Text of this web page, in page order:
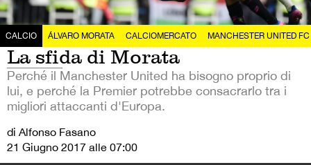
CALCIO ÁLVARO MORATA CALCIOMERCATO MANCHESTER UNITED FC
La sfida di Morata
Perché il Manchester United ha bisogno proprio di
lui, e perché la Premier potrebbe consacrarlo tra i
migliori attaccanti d'Europa.
di Alfonso Fasano
21 Giugno 2017 alle 07:00